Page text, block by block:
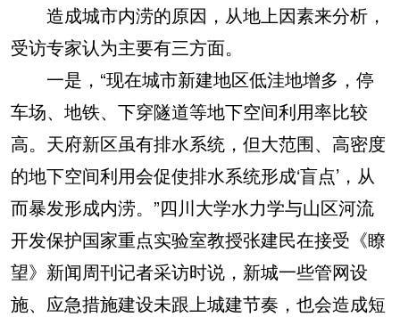
造成城市内涝的原因，从地上因素来分析，
受访专家认为主要有三方面。
一是，“现在城市新建地区低洼地增多，停
车场、地铁、下穿隧道等地下空间利用率比较
高。天府新区虽有排水系统，但大范围、高密度
的地下空间利用会促使排水系统形成‘盲点’，从
而暴发形成内涝。”四川大学水力学与山区河流
开发保护国家重点实验室教授张建民在接受《瞭
望》新闻周刊记者采访时说，新城一些管网设
施、应急措施建设未跟上城建节奏，也会造成短